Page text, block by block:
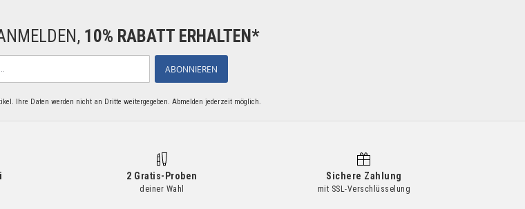
10% RABATT ERHALTEN*
ABONNIEREN
Ihre Daten werden nicht an Dritte weitergegeben. Abmelden jederzeit möglich.
2 Gratis-Proben
deiner Wahl
Sichere Zahlung
mit SSL-Verschlüsselung